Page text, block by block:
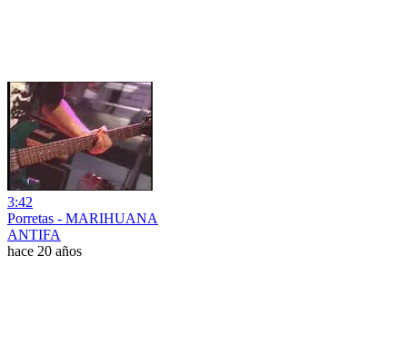
3:42
Porretas - MARIHUANA
ANTIFA
hace 20 años